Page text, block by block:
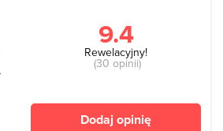
9.4
Rewelacyjny!
(30 opinii)
Dodaj opinię